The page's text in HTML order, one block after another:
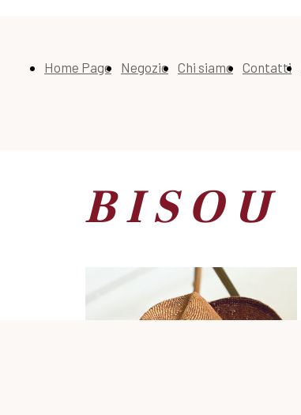
Home Page Negozio Chi siamo Contatti
B I S O U